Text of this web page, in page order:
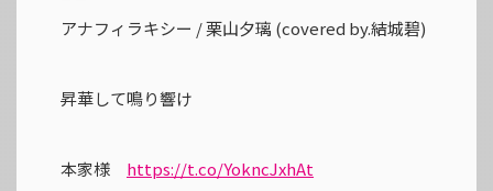
アナフィラキシー / 栗山夕璃 (covered by.結城碧)
昇華して鳴り響け
本家様 https://t.co/YokncJxhAt